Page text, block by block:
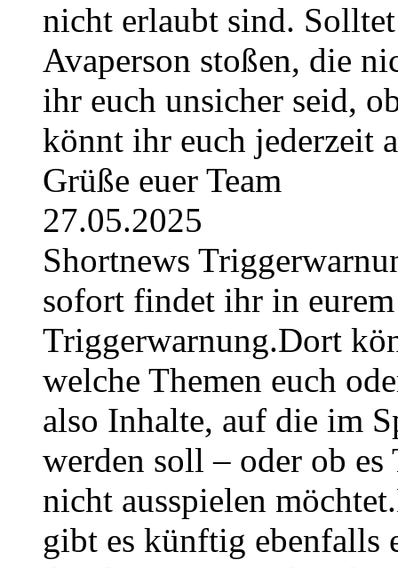
nicht erlaubt sind.
Avaperson stoßen, die
ihr euch unsicher seid,
könnt ihr euch jederzeit
Grüße euer Team
27.05.2025
Shortnews
sofort findet ihr in
Triggerwarnung.Dort
welche Themen euch
also Inhalte, auf die im
werden soll – oder ob
nicht ausspielen
gibt es künftig ebenfalls